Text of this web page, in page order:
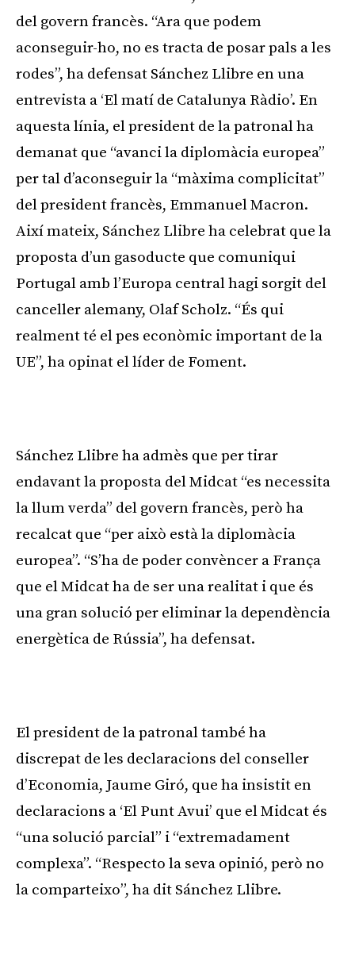
del govern francès. “Ara que podem
aconseguir-ho, no es tracta de posar pals a les
rodes”, ha defensat Sánchez Llibre en una
entrevista a ‘El matí de Catalunya Ràdio’. En
aquesta línia, el president de la patronal ha
demanat que “avanci la diplomàcia europea”
per tal d’aconseguir la “màxima complicitat”
del president francès, Emmanuel Macron.
Així mateix, Sánchez Llibre ha celebrat que la
proposta d’un gasoducte que comuniqui
Portugal amb l’Europa central hagi sorgit del
canceller alemany, Olaf Scholz. “És qui
realment té el pes econòmic important de la
UE”, ha opinat el líder de Foment.
Sánchez Llibre ha admès que per tirar
endavant la proposta del Midcat “es necessita
la llum verda” del govern francès, però ha
recalcat que “per això està la diplomàcia
europea”. “S’ha de poder convèncer a França
que el Midcat ha de ser una realitat i que és
una gran solució per eliminar la dependència
energètica de Rússia”, ha defensat.
El president de la patronal també ha
discrepat de les declaracions del conseller
d’Economia, Jaume Giró, que ha insistit en
declaracions a ‘El Punt Avui’ que el Midcat és
“una solució parcial” i “extremadament
complexa”. “Respecto la seva opinió, però no
la comparteixo”, ha dit Sánchez Llibre.